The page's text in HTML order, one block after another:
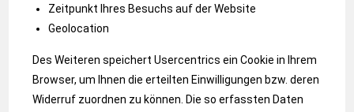
Zeitpunkt Ihres Besuchs auf der Website
Geolocation
Des Weiteren speichert Usercentrics ein Cookie in Ihrem
Browser, um Ihnen die erteilten Einwilligungen bzw. deren
Widerruf zuordnen zu können. Die so erfassten Daten